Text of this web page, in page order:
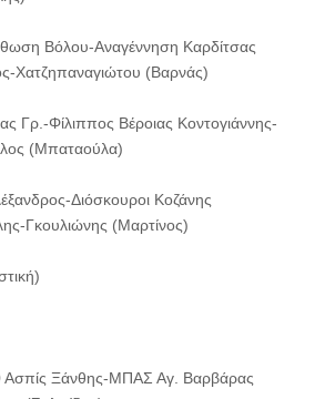
Βόλου-Αναγέννηση Καρδίτσας
Χατζηπαναγιώτου (Βαρνάς)
Γρ.-Φίλιππος Βέροιας Κοντογιάννης-
(Μπαταούλα)
Διόσκουροι Κοζάνης
Γκουλιώνης (Μαρτίνος)
Ασπίς Ξάνθης-ΜΠΑΣ Αγ. Βαρβάρας